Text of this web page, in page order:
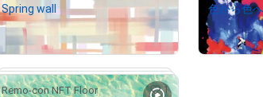
Spring wall
¥500
色から色へ
¥ 8,000
Remo-con NFT Floor 1